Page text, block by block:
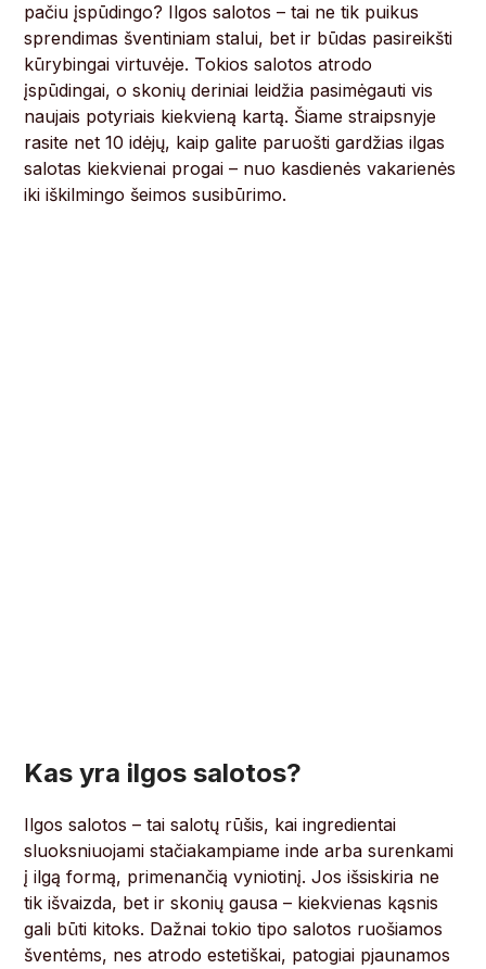
pačiu įspūdingo? Ilgos salotos – tai ne tik puikus
sprendimas šventiniam stalui, bet ir būdas pasireikšti
kūrybingai virtuvėje. Tokios salotos atrodo
įspūdingai, o skonių deriniai leidžia pasimėgauti vis
naujais potyriais kiekvieną kartą. Šiame straipsnyje
rasite net 10 idėjų, kaip galite paruošti gardžias ilgas
salotas kiekvienai progai – nuo kasdienės vakarienės
iki iškilmingo šeimos susibūrimo.
Kas yra ilgos salotos?
Ilgos salotos – tai salotų rūšis, kai ingredientai
sluoksniuojami stačiakampiame inde arba surenkami
į ilgą formą, primenančią vyniotinį. Jos išsiskiria ne
tik išvaizda, bet ir skonių gausa – kiekvienas kąsnis
gali būti kitoks. Dažnai tokio tipo salotos ruošiamos
šventėms, nes atrodo estetiškai, patogiai pjaunamos